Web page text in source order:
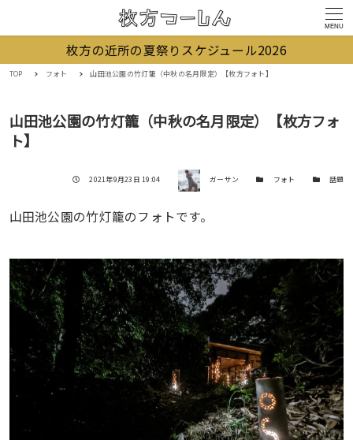
MENU
枚方の近所の夏祭りスケジュール2026
TOP フォト 山田池公園の竹灯籠（中秋の名月限定）【枚方フォト】
山田池公園の竹灯籠（中秋の名月限定）【枚方フォ
ト】
投稿日
2021年9月23日 19:04 著者 ガーサン カテゴリー
フォト カテゴリー
話題
山田池公園の竹灯籠のフォトです。